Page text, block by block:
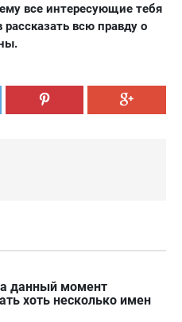
все интересующие тебя
всю правду о
данный момент
хоть несколько имен